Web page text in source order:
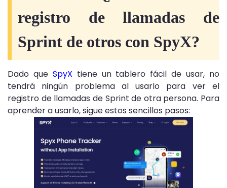
registro de llamadas de
Sprint de otros con SpyX?
Dado que SpyX tiene un tablero fácil de usar, no
tendrá ningún problema al usarlo para ver el
registro de llamadas de Sprint de otra persona. Para
aprender a usarlo, sigue estos sencillos pasos: